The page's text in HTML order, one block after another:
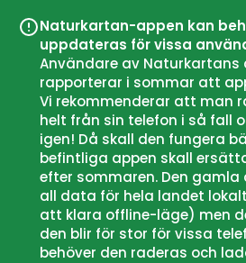
Naturkartan-appen kan
uppdateras för vissa
Användare av Naturkartans
rapporterar i sommar att
Vi rekommenderar att man
helt från sin telefon i så fall
igen! Då skall den fungera
befintliga appen skall
efter sommaren. Den gamla
all data för hela landet
att klara offline-läge) men
den blir för stor för vissa
behöver den raderas och